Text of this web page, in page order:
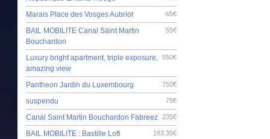
65€
Marais Place des Vosges Aubriot
55€
BAIL MOBILITE Canal Saint Martin
Bouchardon
550€
Luxury bright apartment, triple exposure,
amazing view
750€
Pantheon Jardin du Luxembourg
75€
suspendu
235€
Canal Saint Martin Bouchardon Fabreez
183.35€
BAIL MOBILITE : Bastille Loft